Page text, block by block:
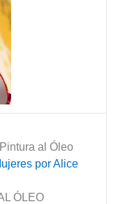
al Óleo
por Alice
ÓLEO